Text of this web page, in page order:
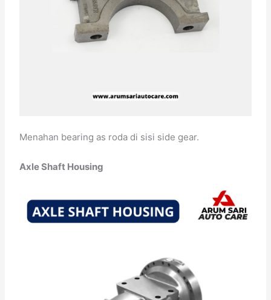
Menahan bearing as roda di sisi side gear.
Axle Shaft Housing